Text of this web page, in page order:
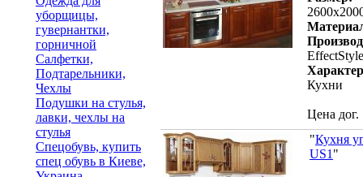
уборщицы,
гувернантки,
горничной
Салфетки,
Подтарельники,
Чехлы
Подушки на стулья,
лавки, чехлы на
стулья
Спецобувь, купить
спец обувь в Киеве,
EffectStyle
Кухни
Цена дог.
"Кухня
US1 "